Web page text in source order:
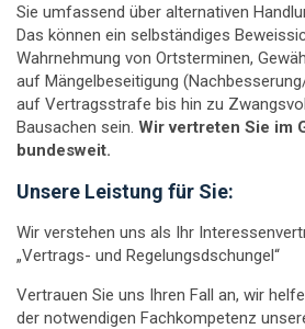
Sie umfassend über alternativen
Das können ein selbständiges
Wahrnehmung von Ortsterminen,
auf Mängelbeseitigung
auf Vertragsstrafe bis hin zu
Bausachen sein. Wir vertreten Sie im
bundesweit.
Unsere Leistung für Sie:
Wir verstehen uns als Ihr
„Vertrags- und Regelungsdschungel“
Vertrauen Sie uns Ihren Fall an, wir
der notwendigen Fachkompetenz